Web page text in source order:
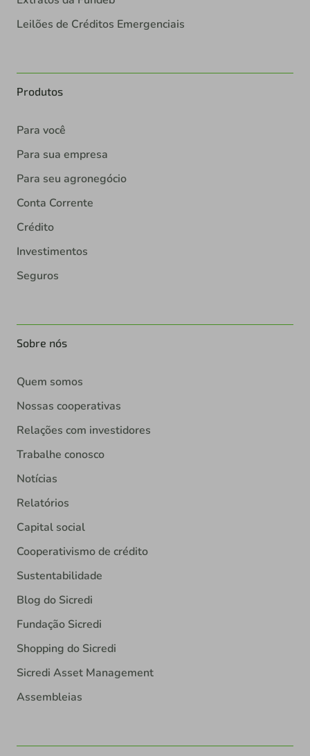
Leilões de Créditos Emergenciais
Produtos
Para você
Para sua empresa
Para seu agronegócio
Conta Corrente
Crédito
Investimentos
Seguros
Sobre nós
Quem somos
Nossas cooperativas
Relações com investidores
Trabalhe conosco
Notícias
Relatórios
Capital social
Cooperativismo de crédito
Sustentabilidade
Blog do Sicredi
Fundação Sicredi
Shopping do Sicredi
Sicredi Asset Management
Assembleias